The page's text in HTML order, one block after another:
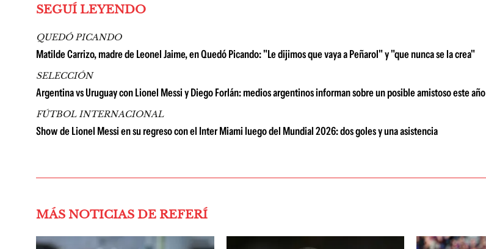
SEGUÍ LEYENDO
QUEDÓ PICANDO
Matilde Carrizo, madre de Leonel Jaime, en Quedó Picando: "Le dijimos que vaya a Peñarol" y "que nunca se la crea"
SELECCIÓN
Argentina vs Uruguay con Lionel Messi y Diego Forlán: medios argentinos informan sobre un posible amistoso este año
FÚTBOL INTERNACIONAL
Show de Lionel Messi en su regreso con el Inter Miami luego del Mundial 2026: dos goles y una asistencia
MÁS NOTICIAS DE REFERÍ